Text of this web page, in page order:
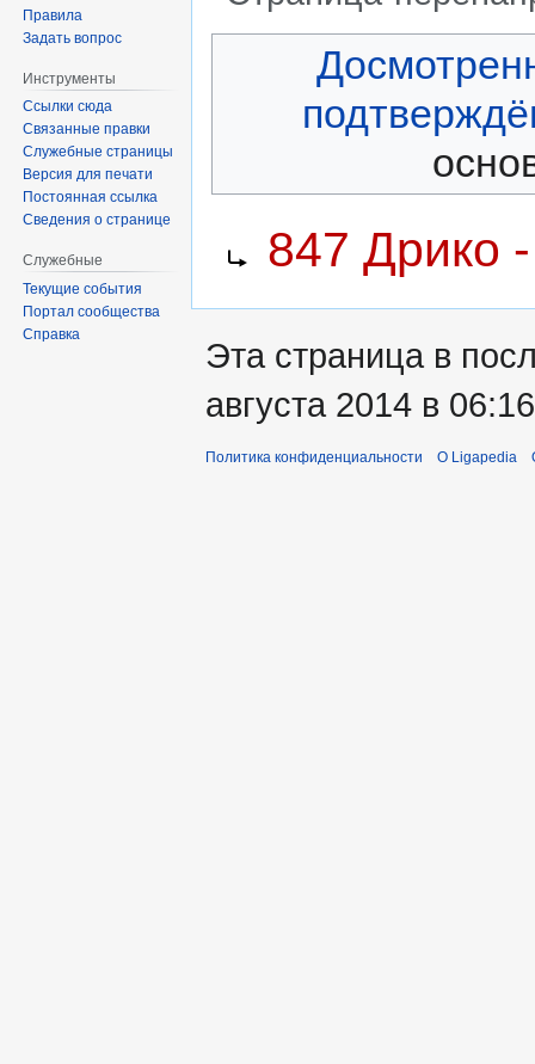
847 Дрико
Правила
Задать вопрос
Инструменты
Ссылки сюда
Связанные правки
Служебные страницы
Версия для печати
Постоянная ссылка
Сведения о странице
Служебные
Текущие события
Портал сообщества
Справка
Эта страница в
августа 2014 в
Политика конфиденциальности О Ligapedia